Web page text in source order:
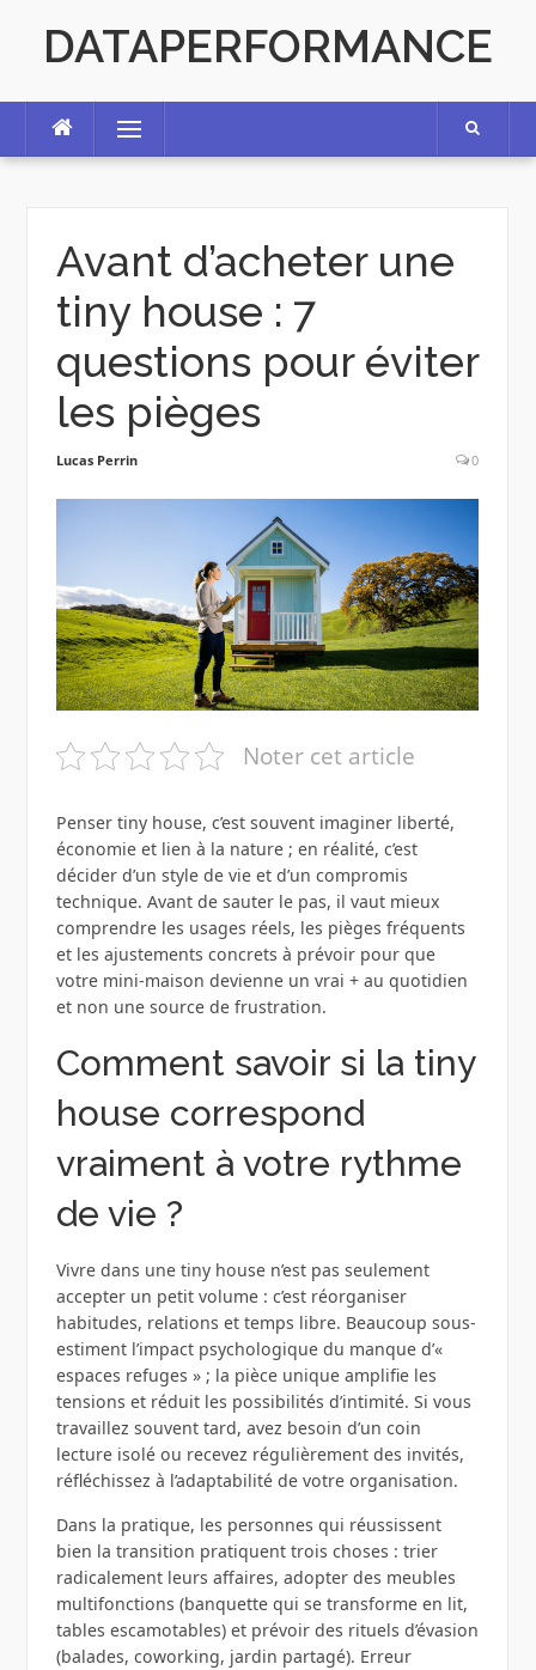
contentDATAPERFORMANCE
Menu
Avant d’acheter une
tiny house : 7
questions pour éviter
les pièges
Lucas Perrin 0
Noter cet article
Penser tiny house, c’est souvent imaginer liberté,
économie et lien à la nature ; en réalité, c’est
décider d’un style de vie et d’un compromis
technique. Avant de sauter le pas, il vaut mieux
comprendre les usages réels, les pièges fréquents
et les ajustements concrets à prévoir pour que
votre mini-maison devienne un vrai + au quotidien
et non une source de frustration.
Comment savoir si la tiny
house correspond
vraiment à votre rythme
de vie ?
Vivre dans une tiny house n’est pas seulement
accepter un petit volume : c’est réorganiser
habitudes, relations et temps libre. Beaucoup sous-
estiment l’impact psychologique du manque d’«
espaces refuges » ; la pièce unique amplifie les
tensions et réduit les possibilités d’intimité. Si vous
travaillez souvent tard, avez besoin d’un coin
lecture isolé ou recevez régulièrement des invités,
réfléchissez à l’adaptabilité de votre organisation.
Dans la pratique, les personnes qui réussissent
bien la transition pratiquent trois choses : trier
radicalement leurs affaires, adopter des meubles
multifonctions (banquette qui se transforme en lit,
tables escamotables) et prévoir des rituels d’évasion
(balades, coworking, jardin partagé). Erreur